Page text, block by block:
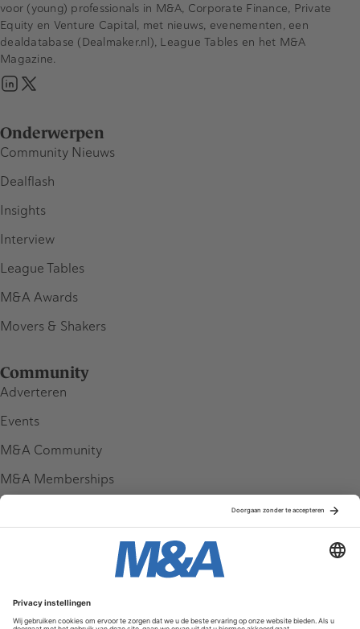
Onderwerpen
Community Nieuws
Dealflash
Insights
Interview
League Tables
M&A Awards
Movers & Shakers
Community
Adverteren
Events
M&A Community
M&A Memberships
Service & Contact
voor (young) professionals in M&A, Corporate Finance, Private
Equity en Venture Capital, met nieuws, evenementen, een
dealdatabase (Dealmaker.nl), League Tables en het M&A
Magazine.